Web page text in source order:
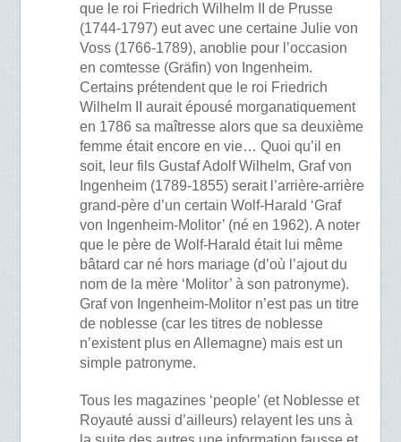
que le roi Friedrich Wilhelm II de Prusse
(1744-1797) eut avec une certaine Julie von
Voss (1766-1789), anoblie pour l’occasion
en comtesse (Gräfin) von Ingenheim.
Certains prétendent que le roi Friedrich
Wilhelm II aurait épousé morganatiquement
en 1786 sa maîtresse alors que sa deuxième
femme était encore en vie… Quoi qu’il en
soit, leur fils Gustaf Adolf Wilhelm, Graf von
Ingenheim (1789-1855) serait l’arrière-arrière
grand-père d’un certain Wolf-Harald ‘Graf
von Ingenheim-Molitor’ (né en 1962). A noter
que le père de Wolf-Harald était lui même
bâtard car né hors mariage (d’où l’ajout du
nom de la mère ‘Molitor’ à son patronyme).
Graf von Ingenheim-Molitor n’est pas un titre
de noblesse (car les titres de noblesse
n’existent plus en Allemagne) mais est un
simple patronyme.
Tous les magazines ‘people’ (et Noblesse et
Royauté aussi d’ailleurs) relayent les uns à